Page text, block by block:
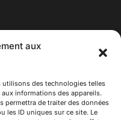
aux
utilisons des technologies telles
informations des appareils.
permettra de traiter des données
les ID uniques sur ce site. Le